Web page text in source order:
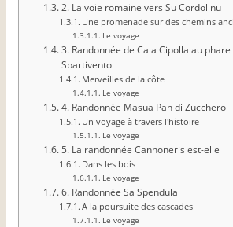
2. La voie romaine vers Su Cordolinu
Une promenade sur des chemins
Le voyage
3. Randonnée de Cala Cipolla au
Spartivento
Merveilles de la côte
Le voyage
4. Randonnée Masua Pan di Zucchero
Un voyage à travers l'histoire
Le voyage
5. La randonnée Cannoneris est-elle
Dans les bois
Le voyage
6. Randonnée Sa Spendula
A la poursuite des cascades
Le voyage